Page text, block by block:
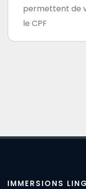
permettent de
le CPF
IMMERSIONS